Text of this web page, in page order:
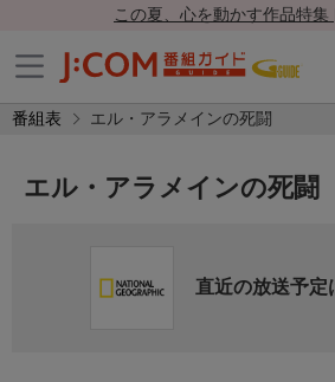
この夏、心を動かす作品特集
番組表 エル・アラメインの死闘
エル・アラメインの死闘
直近の放送予定